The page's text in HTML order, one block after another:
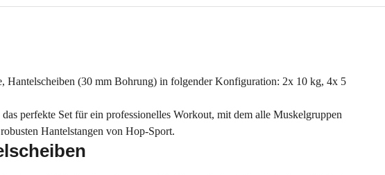
Hantelscheiben (30 mm Bohrung) in folgender Konfiguration: 2x 10 kg, 4x 5
perfekte Set für ein professionelles Workout, mit dem alle Muskelgruppen
Hantelstangen von Hop-Sport.